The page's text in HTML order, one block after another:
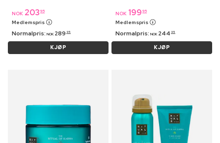
NOK 203 95
Medlemspris
Normalpris: NOK 289 95
KJØP
NOK 199 95
Medlemspris
Normalpris: NOK 244 95
KJØP